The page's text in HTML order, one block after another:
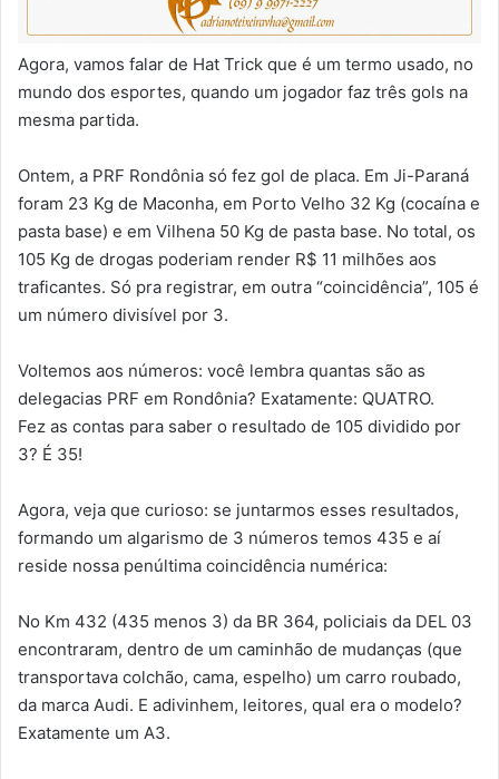
Agora, vamos falar de Hat Trick que é um termo usado, no
mundo dos esportes, quando um jogador faz três gols na
mesma partida.
Ontem, a PRF Rondônia só fez gol de placa. Em Ji-Paraná
foram 23 Kg de Maconha, em Porto Velho 32 Kg (cocaína e
pasta base) e em Vilhena 50 Kg de pasta base. No total, os
105 Kg de drogas poderiam render R$ 11 milhões aos
traficantes. Só pra registrar, em outra “coincidência”, 105 é
um número divisível por 3.
Voltemos aos números: você lembra quantas são as
delegacias PRF em Rondônia? Exatamente: QUATRO.
Fez as contas para saber o resultado de 105 dividido por
3? É 35!
Agora, veja que curioso: se juntarmos esses resultados,
formando um algarismo de 3 números temos 435 e aí
reside nossa penúltima coincidência numérica:
No Km 432 (435 menos 3) da BR 364, policiais da DEL 03
encontraram, dentro de um caminhão de mudanças (que
transportava colchão, cama, espelho) um carro roubado,
da marca Audi. E adivinhem, leitores, qual era o modelo?
Exatamente um A3.